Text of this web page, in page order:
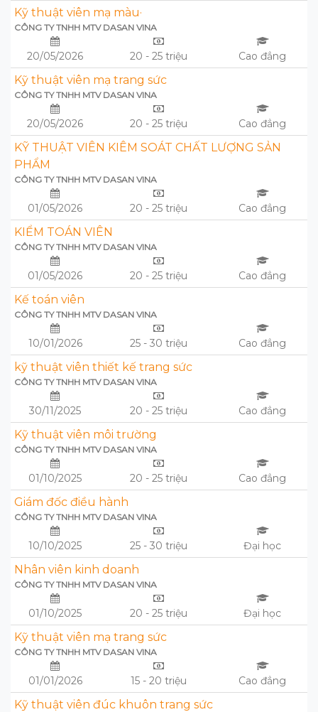
Kỹ thuật viên mạ màu·
CÔNG TY TNHH MTV DASAN VINA
20/05/2026 20 - 25 triệu Cao đẳng
Kỹ thuật viên mạ trang sức
CÔNG TY TNHH MTV DASAN VINA
20/05/2026 20 - 25 triệu Cao đẳng
KỸ THUẬT VIÊN KIÊM SOÁT CHẤT LƯỢNG SẢN
PHẨM
CÔNG TY TNHH MTV DASAN VINA
01/05/2026 20 - 25 triệu Cao đẳng
KIỂM TOÁN VIÊN
CÔNG TY TNHH MTV DASAN VINA
01/05/2026 20 - 25 triệu Cao đẳng
Kế toán viên
CÔNG TY TNHH MTV DASAN VINA
10/01/2026 25 - 30 triệu Cao đẳng
kỹ thuật viên thiết kế trang sức
CÔNG TY TNHH MTV DASAN VINA
30/11/2025 20 - 25 triệu Cao đẳng
Kỹ thuật viên môi trường
CÔNG TY TNHH MTV DASAN VINA
01/10/2025 20 - 25 triệu Cao đẳng
Giám đốc điều hành
CÔNG TY TNHH MTV DASAN VINA
10/10/2025 25 - 30 triệu Đại học
Nhân viên kinh doanh
CÔNG TY TNHH MTV DASAN VINA
01/10/2025 20 - 25 triệu Đại học
Kỹ thuật viên mạ trang sức
CÔNG TY TNHH MTV DASAN VINA
01/01/2026 15 - 20 triệu Cao đẳng
Kỹ thuật viên đúc khuôn trang sức